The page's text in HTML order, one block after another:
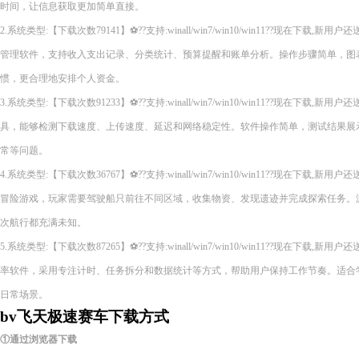
时间，让信息获取更加简单直接。
2.系统类型:【下载次数79141】⚽??支持:winall/win7/win10/win11??现在下载,新用户
管理软件，支持收入支出记录、分类统计、预算提醒和账单分析。操作步骤简单，
惯，更合理地安排个人资金。
3.系统类型:【下载次数91233】⚽??支持:winall/win7/win10/win11??现在下载,新用户
具，能够检测下载速度、上传速度、延迟和网络稳定性。软件操作简单，测试结果
常等问题。
4.系统类型:【下载次数36767】⚽??支持:winall/win7/win10/win11??现在下载,新用户
冒险游戏，玩家需要驾驶船只前往不同区域，收集物资、发现遗迹并完成探索任务
次航行都充满未知。
5.系统类型:【下载次数87265】⚽??支持:winall/win7/win10/win11??现在下载,新用户
率软件，采用专注计时、任务拆分和数据统计等方式，帮助用户保持工作节奏。适
日常场景。
bv飞天极速赛车下载方式
①通过浏览器下载